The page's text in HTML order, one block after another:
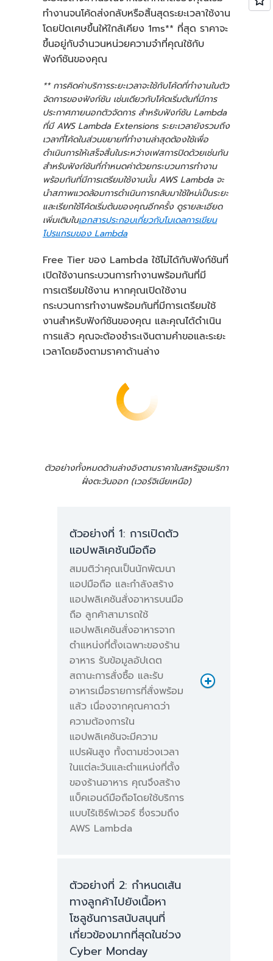
USD = 248.00 USD
ค่าบริการรายเดือนทั้งหมด:
ค่าบริการรายเดือนทั้งหมด =
ประมวลผล =1.49 USD +
248.00 USD = 249.49
USD
ค่าบริการในการประมวลผล
รายเดือน:
0.0000166667 USD =
105.33 USD
5
ล้านคำขอ * 0.2 USD/ล้าน =
1 USD
ค่าบริการพื้นที่จัดเก็บ
ชั่วคราวรายเดือน:
ทำงานจนโค้ดส่งกลับหรือสิ้นสุดระยะเวลาใช้งาน
โดยปัดเศษขึ้นให้ใกล้เคียง 1ms** ที่สุด ราคาจะ
ขึ้นอยู่กับจำนวนหน่วยความจำที่คุณใช้กับ
ฟังก์ชันของคุณ
** การคิดค่าบริการระยะเวลาจะใช้กับโค้ดที่ทำงานในตัว
จัดการของฟังก์ชัน เช่นเดียวกับโค้ดเริ่มต้นที่มีการ
ประกาศภายนอกตัวจัดการ สำหรับฟังก์ชัน Lambda
ที่มี AWS Lambda Extensions ระยะเวลายังรวมถึง
เวลาที่โค้ดในส่วนขยายที่ทำงานล่าสุดต้องใช้เพื่อ
ดำเนินการให้เสร็จสิ้นในระหว่างเฟสการปิดด้วยเช่นกัน
สำหรับฟังก์ชันที่กำหนดค่าด้วยกระบวนการทำงาน
พร้อมกันที่มีการเตรียมใช้งานนั้น AWS Lambda จะ
นำสภาพแวดล้อมการดำเนินการกลับมาใช้ใหม่เป็นระยะ
และเรียกใช้โค้ดเริ่มต้นของคุณอีกครั้ง ดูรายละเอียด
เพิ่มเติมในเอกสารประกอบเกี่ยวกับโมเดลการเขียน
โปรแกรมของ Lambda
Free Tier ของ Lambda ใช้ไม่ได้กับฟังก์ชันที่
เปิดใช้งานกระบวนการทำงานพร้อมกันที่มี
การเตรียมใช้งาน หากคุณเปิดใช้งาน
กระบวนการทำงานพร้อมกันที่มีการเตรียมใช้
งานสำหรับฟังก์ชันของคุณ และคุณได้ดำเนิน
การแล้ว คุณจะต้องชำระเงินตามคำขอและระยะ
เวลาโดยอิงตามราคาด้านล่าง
ตัวอย่างทั้งหมดด้านล่างอิงตามราคาในสหรัฐอเมริกา
ฝั่งตะวันออก (เวอร์จิเนียเหนือ)
ตัวอย่างที่ 1: การเปิดตัว
แอปพลิเคชันมือถือ
สมมติว่าคุณเป็นนักพัฒนา
แอปมือถือ และกำลังสร้าง
แอปพลิเคชันสั่งอาหารบนมือ
ถือ ลูกค้าสามารถใช้
แอปพลิเคชันสั่งอาหารจาก
ตำแหน่งที่ตั้งเฉพาะของร้าน
อาหาร รับข้อมูลอัปเดต
สถานะการสั่งซื้อ และรับ
อาหารเมื่อรายการที่สั่งพร้อม
แล้ว เนื่องจากคุณคาดว่า
ความต้องการใน
แอปพลิเคชันจะมีความ
แปรผันสูง ทั้งตามช่วงเวลา
ในแต่ละวันและตำแหน่งที่ตั้ง
ของร้านอาหาร คุณจึงสร้าง
แบ็คเอนด์มือถือโดยใช้บริการ
แบบไร้เซิร์ฟเวอร์ ซึ่งรวมถึง
AWS Lambda
ตัวอย่างที่ 2: กำหนดเส้น
ทางลูกค้าไปยังเนื้อหา
โซลูชันการสนับสนุนที่
เกี่ยวข้องมากที่สุดในช่วง
Cyber Monday